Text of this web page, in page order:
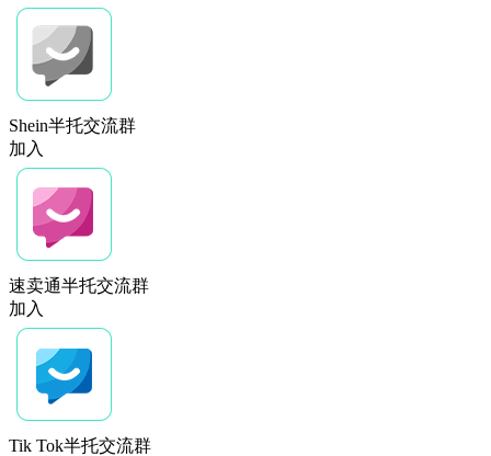
Shein半托交流群
加入
速卖通半托交流群
加入
Tik Tok半托交流群